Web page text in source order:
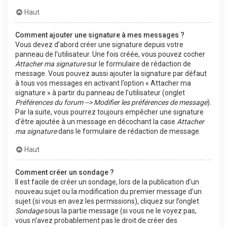
Haut
Comment ajouter une signature à mes messages ?
Vous devez d’abord créer une signature depuis votre
panneau de l’utilisateur. Une fois créée, vous pouvez cocher
Attacher ma signaturesur le formulaire de rédaction de
message. Vous pouvez aussi ajouter la signature par défaut
à tous vos messages en activant l’option « Attacher ma
signature » à partir du panneau de l’utilisateur (onglet
Préférences du forum --> Modifier les préférences de message).
Par la suite, vous pourrez toujours empêcher une signature
d’être ajoutée à un message en décochant la case Attacher
ma signaturedans le formulaire de rédaction de message.
Haut
Comment créer un sondage ?
Il est facile de créer un sondage, lors de la publication d’un
nouveau sujet ou la modification du premier message d’un
sujet (si vous en avez les permissions), cliquez sur l’onglet
Sondagesous la partie message (si vous ne le voyez pas,
vous n’avez probablement pas le droit de créer des